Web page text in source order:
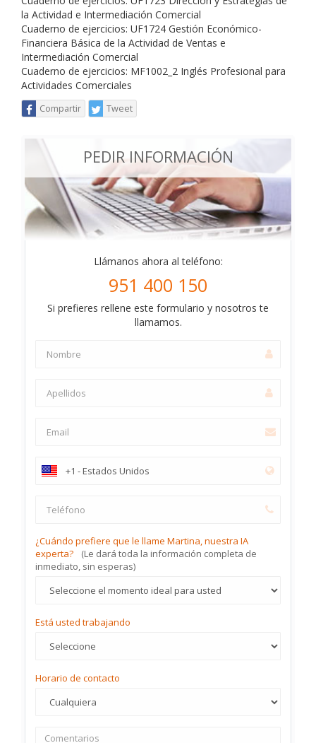
la Actividad e Intermediación Comercial
Cuaderno de ejercicios: UF1724 Gestión Económico-
Financiera Básica de la Actividad de Ventas e
Intermediación Comercial
Cuaderno de ejercicios: MF1002_2 Inglés Profesional para
Actividades Comerciales
Compartir Tweet
PEDIR INFORMACIÓN
Llámanos ahora al teléfono:
951 400 150
Si prefieres rellene este formulario y nosotros te
llamamos.
¿Cuándo prefiere que le llame Martina, nuestra IA
experta?
(Le dará toda la información completa de
inmediato, sin esperas)
Está usted trabajando
Horario de contacto